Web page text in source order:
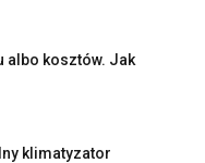
albo kosztów. Jak
klimatyzator